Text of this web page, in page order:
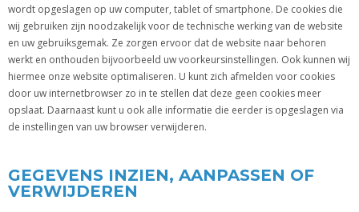
wordt opgeslagen op uw computer, tablet of smartphone. De cookies die
wij gebruiken zijn noodzakelijk voor de technische werking van de website
en uw gebruiksgemak. Ze zorgen ervoor dat de website naar behoren
werkt en onthouden bijvoorbeeld uw voorkeursinstellingen. Ook kunnen wij
hiermee onze website optimaliseren. U kunt zich afmelden voor cookies
door uw internetbrowser zo in te stellen dat deze geen cookies meer
opslaat. Daarnaast kunt u ook alle informatie die eerder is opgeslagen via
de instellingen van uw browser verwijderen.
GEGEVENS INZIEN, AANPASSEN OF
VERWIJDEREN